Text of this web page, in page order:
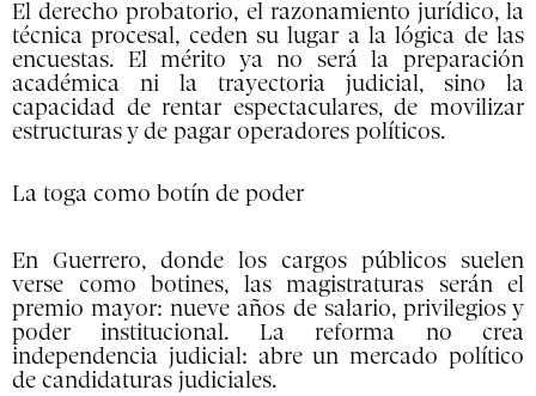
El derecho probatorio, el razonamiento jurídico, la
técnica procesal, ceden su lugar a la lógica de las
encuestas. El mérito ya no será la preparación
académica ni la trayectoria judicial, sino la
capacidad de rentar espectaculares, de movilizar
estructuras y de pagar operadores políticos.
La toga como botín de poder
En Guerrero, donde los cargos públicos suelen
verse como botines, las magistraturas serán el
premio mayor: nueve años de salario, privilegios y
poder institucional. La reforma no crea
independencia judicial: abre un mercado político
de candidaturas judiciales.